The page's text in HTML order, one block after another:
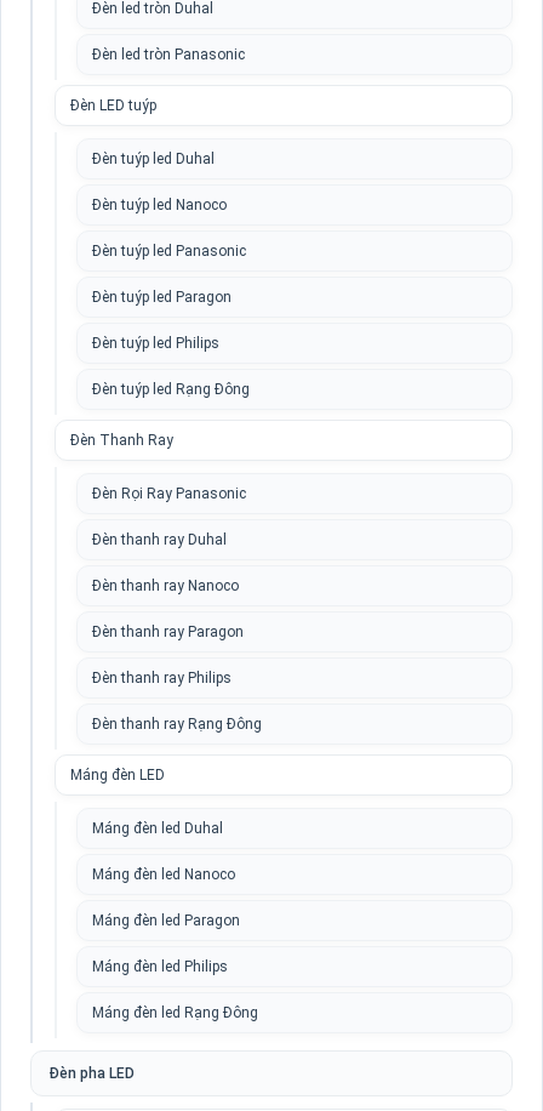
Đèn led tròn Duhal
Đèn led tròn Panasonic
Đèn LED tuýp
Đèn tuýp led Duhal
Đèn tuýp led Nanoco
Đèn tuýp led Panasonic
Đèn tuýp led Paragon
Đèn tuýp led Philips
Đèn tuýp led Rạng Đông
Đèn Thanh Ray
Đèn Rọi Ray Panasonic
Đèn thanh ray Duhal
Đèn thanh ray Nanoco
Đèn thanh ray Paragon
Đèn thanh ray Philips
Đèn thanh ray Rạng Đông
Máng đèn LED
Máng đèn led Duhal
Máng đèn led Nanoco
Máng đèn led Paragon
Máng đèn led Philips
Máng đèn led Rạng Đông
Đèn pha LED